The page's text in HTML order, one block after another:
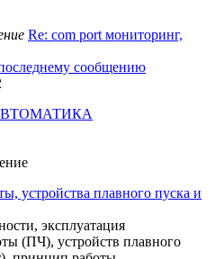
Re: com port мониторинг,
сообщению
устройства плавного пуска и
эксплуатация
(ПЧ), устройств плавного